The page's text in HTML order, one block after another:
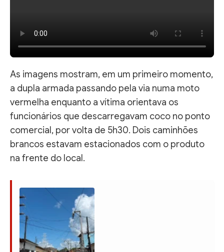
As imagens mostram, em um primeiro momento,
a dupla armada passando pela via numa moto
vermelha enquanto a vítima orientava os
funcionários que descarregavam coco no ponto
comercial, por volta de 5h30. Dois caminhões
brancos estavam estacionados com o produto
na frente do local.